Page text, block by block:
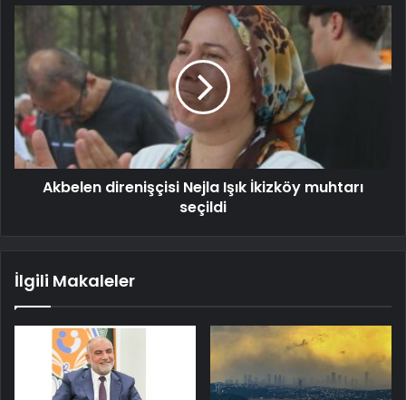
Akbelen direnişçisi Nejla Işık İkizköy muhtarı
seçildi
İlgili Makaleler